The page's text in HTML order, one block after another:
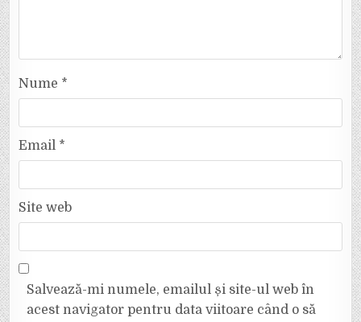
Nume *
Email *
Site web
Salvează-mi numele, emailul și site-ul web în
acest navigator pentru data viitoare când o să